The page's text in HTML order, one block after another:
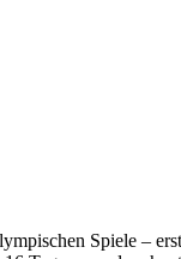
Spiele –